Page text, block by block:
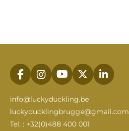
F
a
c
e
b
o
I
n
s
t
a
g
Y
o
u
u
b
X
L
i
e
info@luckyduckling.be
luckyducklingbrugge@gmail.com
Tel. : +32(0)488 400 001